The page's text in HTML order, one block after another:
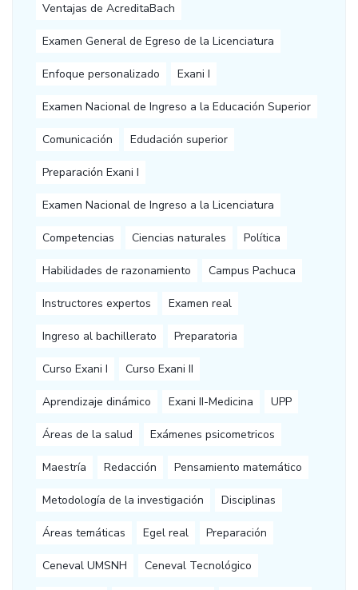
Ventajas de AcreditaBach
Examen General de Egreso de la Licenciatura
Enfoque personalizado Exani I
Examen Nacional de Ingreso a la Educación Superior
Comunicación Edudación superior
Preparación Exani I
Examen Nacional de Ingreso a la Licenciatura
Competencias Ciencias naturales Política
Habilidades de razonamiento Campus Pachuca
Instructores expertos Examen real
Ingreso al bachillerato Preparatoria
Curso Exani I Curso Exani II
Aprendizaje dinámico Exani II-Medicina UPP
Áreas de la salud Exámenes psicometricos
Maestría Redacción Pensamiento matemático
Metodología de la investigación Disciplinas
Áreas temáticas Egel real Preparación
Ceneval UMSNH Ceneval Tecnológico